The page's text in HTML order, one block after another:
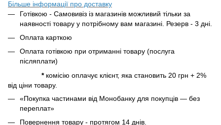
Більше інформації про доставку
Готівкою - Самовивіз із магазинів можливий тільки за
наявності товару у потрібному вам магазині. Резерв - 3 дні.
Оплата карткою
Оплата готівкою при отриманні товару (послуга
післяплати)
* комісію оплачує клієнт, яка становить 20 грн + 2%
від ціни товару.
«Покупка частинами від Монобанку для покупців — без
переплат»
Повернення товару - протягом 14 днів.